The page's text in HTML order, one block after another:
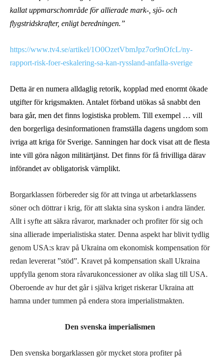
kallat uppmarschområde för allierade mark-, sjö- och
flygstridskrafter, enligt beredningen.”
https://www.tv4.se/artikel/1O0OzetVbmJpz7or9nOfcL/ny-
rapport-risk-foer-eskalering-sa-kan-ryssland-anfalla-sverige
Detta är en numera alldaglig retorik, kopplad med enormt ökade
utgifter för krigsmakten. Antalet förband utökas så snabbt den
bara går, men det finns logistiska problem. Till exempel … vill
den borgerliga desinformationen framställa dagens ungdom som
ivriga att kriga för Sverige. Sanningen har dock visat att de flesta
inte vill göra någon militärtjänst. Det finns för få frivilliga därav
införandet av obligatorisk värnplikt.
Borgarklassen förbereder sig för att tvinga ut arbetarklassens
söner och döttrar i krig, för att slakta sina syskon i andra länder.
Allt i syfte att säkra råvaror, marknader och profiter för sig och
sina allierade imperialistiska stater. Denna aspekt har blivit tydlig
genom USA:s krav på Ukraina om ekonomisk kompensation för
redan levererat ”stöd”. Kravet på kompensation skall Ukraina
uppfylla genom stora råvarukoncessioner av olika slag till USA.
Oberoende av hur det går i själva kriget riskerar Ukraina att
hamna under tummen på endera stora imperialistmakten.
Den svenska imperialismen
Den svenska borgarklassen gör mycket stora profiter på